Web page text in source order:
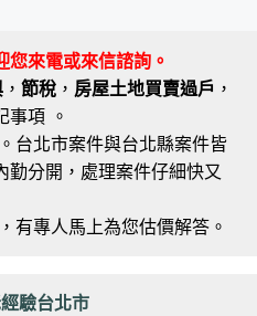
來電或來信諮詢。
， 節稅 ， 房屋土地買賣過戶 ，
事項 。
台北市案件與台北縣案件皆
勤分開，處理案件仔細快又
有專人馬上為您估價解答。
驗台北市